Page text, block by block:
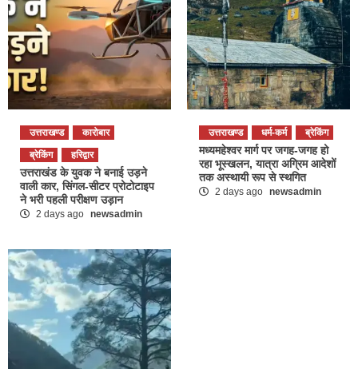
उत्तराखण्ड
कारोबार
ब्रेकिंग
हरिद्वार
उत्तराखंड के युवक ने बनाई उड़ने
वाली कार, सिंगल-सीटर प्रोटोटाइप
ने भरी पहली परीक्षण उड़ान
2 days ago newsadmin
उत्तराखण्ड धर्म-कर्म ब्रेकिंग
मध्यमहेश्वर मार्ग पर जगह-जगह हो
रहा भूस्खलन, यात्रा अग्रिम आदेशों
तक अस्थायी रूप से स्थगित
2 days ago newsadmin